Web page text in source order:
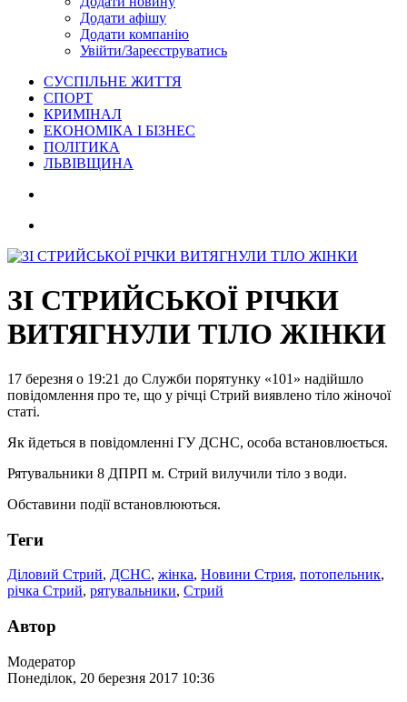
Додати афішу
Додати компанію
Увійти/Зареєструватись
СУСПІЛЬНЕ ЖИТТЯ
СПОРТ
КРИМІНАЛ
ЕКОНОМІКА І БІЗНЕС
ПОЛІТИКА
ЛЬВІВЩИНА
ЗІ СТРИЙСЬКОЇ РІЧКИ
ВИТЯГНУЛИ ТІЛО ЖІНКИ
17 березня о 19:21 до Служби порятунку «101» надійшло
повідомлення про те, що у річці Стрий виявлено тіло жіночої
статі.
Як йдеться в повідомленні ГУ ДСНС, особа встановлюється.
Рятувальники 8 ДПРП м. Стрий вилучили тіло з води.
Обставини події встановлюються.
Теги
Діловий Стрий, ДСНС, жінка, Новини Стрия, потопельник,
річка Стрий, рятувальники, Стрий
Автор
Модератор
Понеділок, 20 березня 2017 10:36